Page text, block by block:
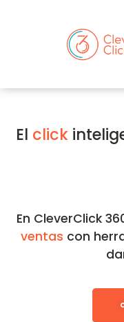
El click
En CleverClick
ventas con